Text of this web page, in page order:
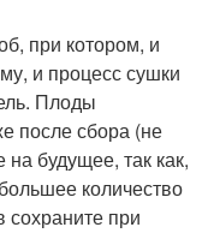
при котором, и
и процесс сушки
Плоды
после сбора (не
будущее, так как,
количество
сохраните при